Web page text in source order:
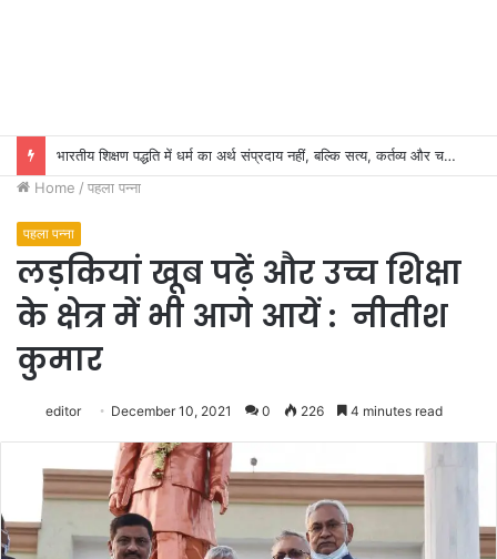
भारतीय शिक्षण पद्धति में धर्म का अर्थ संप्रदाय नहीं, बल्कि सत्य, कर्तव्य और चरित्र निर्माण है: विजय प्रकाश
Home / पहला पन्ना
पहला पन्ना
लड़कियां खूब पढ़ें और उच्च शिक्षा
के क्षेत्र में भी आगे आयें : नीतीश
कुमार
editor December 10, 2021 0 226 4 minutes read